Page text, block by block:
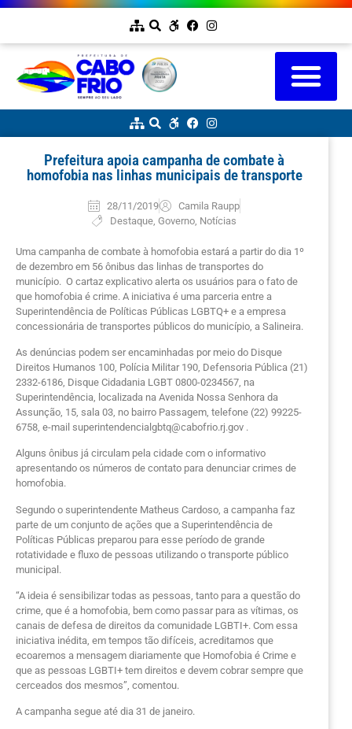
Prefeitura apoia campanha de combate à
homofobia nas linhas municipais de transporte
28/11/2019
Camila Raupp
Destaque ,Governo Notícias
Uma campanha de combate à homofobia estará a partir do dia 1º
de dezembro em 56 ônibus das linhas de transportes do
município. O cartaz explicativo alerta os usuários para o fato de
que homofobia é crime. A iniciativa é uma parceria entre a
Superintendência de Políticas Públicas LGBTQ+ e a empresa
concessionária de transportes públicos do município, a Salineira.
As denúncias podem ser encaminhadas por meio do Disque
Direitos Humanos 100, Polícia Militar 190, Defensoria Pública (21)
2332-6186, Disque Cidadania LGBT 0800-0234567, na
Superintendência, localizada na Avenida Nossa Senhora da
Assunção, 15, sala 03, no bairro Passagem, telefone (22) 99225-
6758, e-mail superintendencialgbtq@cabofrio.rj.gov .
Alguns ônibus já circulam pela cidade com o informativo
apresentando os números de contato para denunciar crimes de
homofobia.
Segundo o superintendente Matheus Cardoso, a campanha faz
parte de um conjunto de ações que a Superintendência de
Políticas Públicas preparou para esse período de grande
rotatividade e fluxo de pessoas utilizando o transporte público
municipal.
“A ideia é sensibilizar todas as pessoas, tanto para a questão do
crime, que é a homofobia, bem como passar para as vítimas, os
canais de defesa de direitos da comunidade LGBTI+. Com essa
iniciativa inédita, em tempos tão difíceis, acreditamos que
ecoaremos a mensagem diariamente que Homofobia é Crime e
que as pessoas LGBTI+ tem direitos e devem cobrar sempre que
cerceados dos mesmos”, comentou.
A campanha segue até dia 31 de janeiro.